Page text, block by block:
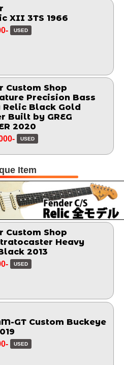
XII 3TS 1966
USED
Custom Shop
Precision Bass
Relic Black Gold
Built by GREG
2020
USED
Item
Custom Shop
Heavy
2013
USED
GT Custom Buckeye
USED